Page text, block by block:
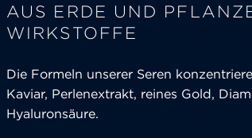
AUS ERDE UND
WIRKSTOFFE
Die Formeln unserer Seren
Kaviar, Perlenextrakt, reines Gold,
Hyaluronsäure.